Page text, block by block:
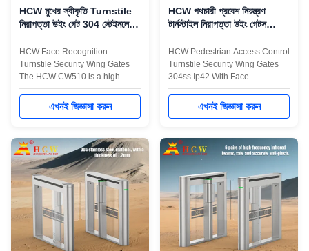
HCW মুখের স্বীকৃতি Turnstile
নিরাপত্তা উইং গেট 304 স্টেইনলেস
গেট সঙ্গে
HCW Face Recognition
Turnstile Security Wing Gates
The HCW CW510 is a high-
performance barrier turnstile
with LED indicators, designed
for smooth and secure access
Built with premium 304 stainless
steel (1.0mm thickness) , it
ensures durability while
maintaining a ...
এখনই জিজ্ঞাসা করুন
HCW পথচারী প্রবেশ নিয়ন্ত্রণ
টার্নস্টাইল নিরাপত্তা উইং গেটস
সহ
HCW Pedestrian Access Control
Turnstile Security Wing Gates
304ss Ip42 With Face
Recognition Product
Introduction The HCW CW510 is
a high-performance barrier
designed for smooth and secure
access control in various
premium 304 stainless steel ...
এখনই জিজ্ঞাসা করুন